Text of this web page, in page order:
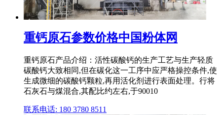
重钙原石参数价格中国粉体网
重钙原石产品介绍：活性碳酸钙的生产工艺与生产轻质
碳酸钙大致相同,但在碳化这一工序中应严格操控条件,使
生成微细的碳酸钙颗粒,再用活化剂进行表面处理。行将
石灰石与煤混合,其配比约左右,于90010
联系电话: 180 3780 8511